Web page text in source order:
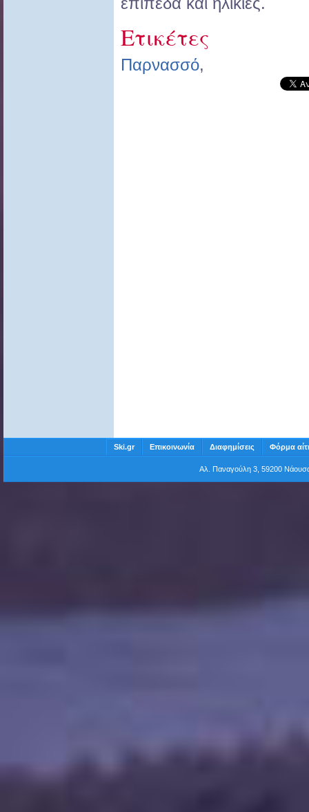
Ετικέτες
Παρνασσό,
Ski.gr Επικοινωνία Διαφημίσεις Φόρμα
Αλ. Παναγούλη 3, 59200